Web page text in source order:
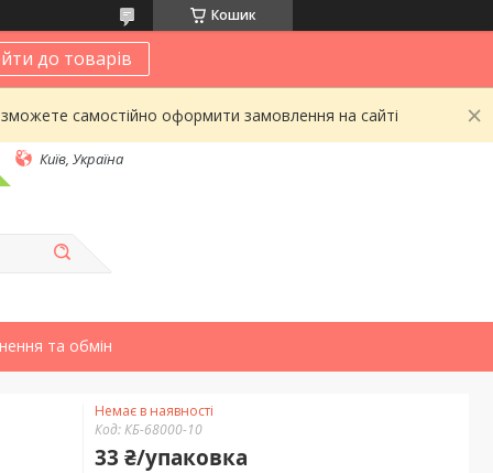
Кошик
до товарів
самостійно оформити замовлення на сайті
Київ, Україна
та обмін
Немає в наявності
Код:КБ-68000-10
33 ₴/упаковка